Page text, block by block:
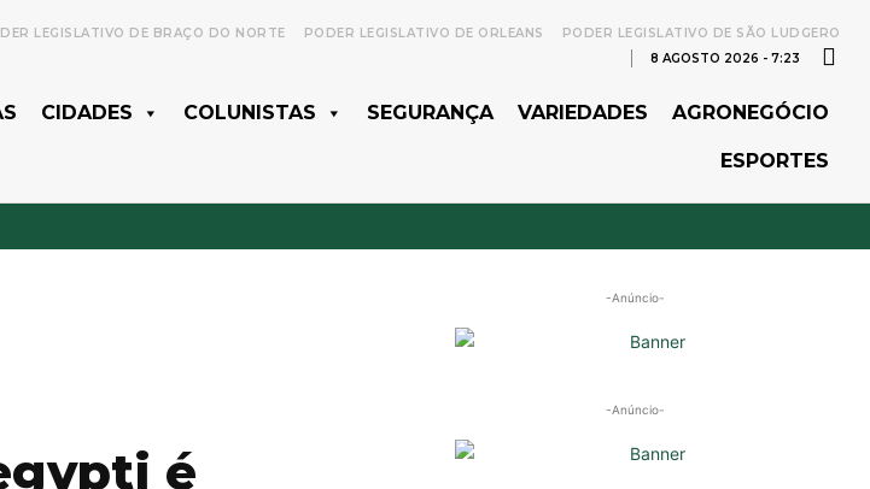
LEGISLATIVO DE BRAÇO DO NORTE PODER LEGISLATIVO DE ORLEANS
PODER LEGISLATIVO DE SÃO LUDGERO
8 AGOSTO 2026 - 7:23
CIDADES COLUNISTAS SEGURANÇA VARIEDADES AGRONEGÓCIO
ESPORTES
é
-Anúncio-
-Anúncio-